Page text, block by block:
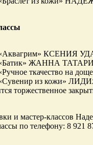
«Аквагрим» КСЕНИЯ
«Батик» ЖАННА
«Ручное ткачество на
«Сувенир из кожи»
торжественное
и мастер-классов
по телефону: 8 921